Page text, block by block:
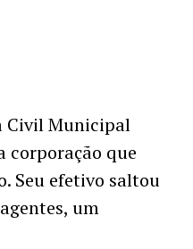
Civil Municipal
corporação que
Seu efetivo saltou
um